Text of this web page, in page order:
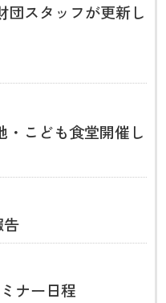
団スタッフが更新し
こども食堂開催し
告
ナー日程